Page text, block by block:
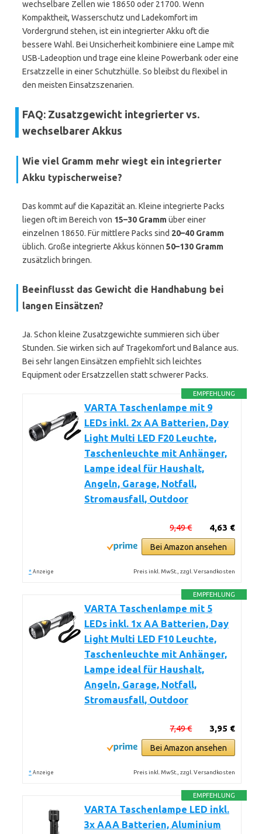
wechselbare Zellen wie 18650 oder 21700. Wenn
Kompaktheit, Wasserschutz und Ladekomfort im
Vordergrund stehen, ist ein integrierter Akku oft die
bessere Wahl. Bei Unsicherheit kombiniere eine Lampe mit
USB-Ladeoption und trage eine kleine Powerbank oder eine
Ersatzzelle in einer Schutzhülle. So bleibst du flexibel in
den meisten Einsatzszenarien.
FAQ: Zusatzgewicht integrierter vs.
wechselbarer Akkus
Wie viel Gramm mehr wiegt ein integrierter
Akku typischerweise?
Das kommt auf die Kapazität an. Kleine integrierte Packs
liegen oft im Bereich von 15–30 Grammüber einer
einzelnen 18650. Für mittlere Packs sind 20–40 Gramm
üblich. Große integrierte Akkus können 50–130 Gramm
zusätzlich bringen.
Beeinflusst das Gewicht die Handhabung bei
langen Einsätzen?
Ja. Schon kleine Zusatzgewichte summieren sich über
Stunden. Sie wirken sich auf Tragekomfort und Balance aus.
Bei sehr langen Einsätzen empfiehlt sich leichtes
Equipment oder Ersatzzellen statt schwerer Packs.
EMPFEHLUNG
VARTA Taschenlampe mit 9
LEDs inkl. 2x AA Batterien, Day
Light Multi LED F20 Leuchte,
Taschenleuchte mit Anhänger,
Lampe ideal für Haushalt,
Angeln, Garage, Notfall,
Stromausfall, Outdoor
4,63 €
9,49 €
Bei Amazon ansehen
* Anzeige Preis inkl. MwSt., zzgl. Versandkosten
EMPFEHLUNG
VARTA Taschenlampe mit 5
LEDs inkl. 1x AA Batterien, Day
Light Multi LED F10 Leuchte,
Taschenleuchte mit Anhänger,
Lampe ideal für Haushalt,
Angeln, Garage, Notfall,
Stromausfall, Outdoor
3,95 €
7,49 €
Bei Amazon ansehen
* Anzeige Preis inkl. MwSt., zzgl. Versandkosten
EMPFEHLUNG
VARTA Taschenlampe LED inkl.
3x AAA Batterien, Aluminium